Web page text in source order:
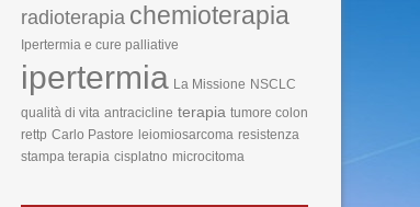
radioterapia chemioterapia
Ipertermia e cure palliative
ipertermia La Missione NSCLC
qualità di vita antracicline terapia tumore colon
rettp Carlo Pastore leiomiosarcoma resistenza
stampa terapia cisplatno microcitoma